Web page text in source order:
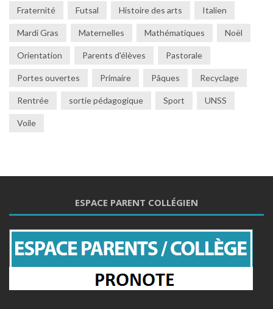
Fraternité Futsal Histoire des arts Italien
Mardi Gras Maternelles Mathématiques Noël
Orientation Parents d'élèves Pastorale
Portes ouvertes Primaire Pâques Recyclage
Rentrée sortie pédagogique Sport UNSS
Voile
ESPACE PARENT COLLÉGIEN